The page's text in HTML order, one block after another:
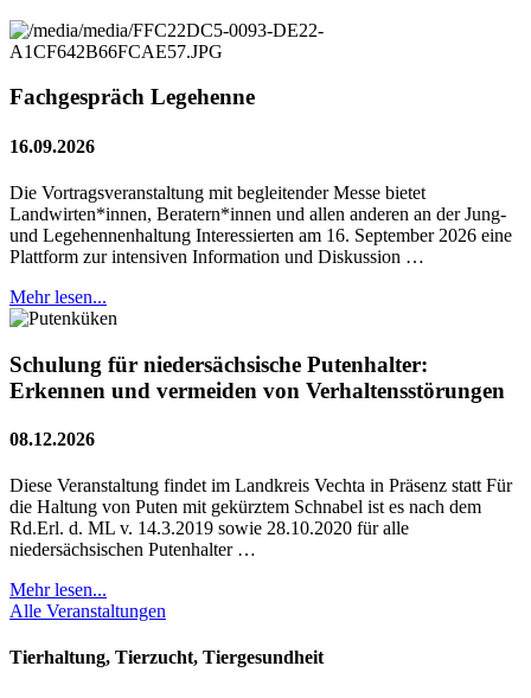
Fachgespräch Legehenne
16.09.2026
Die Vortragsveranstaltung mit begleitender Messe bietet
Landwirten*innen, Beratern*innen und allen anderen an der Jung-
und Legehennenhaltung Interessierten am 16. September 2026 eine
Plattform zur intensiven Information und Diskussion …
Mehr lesen...
Schulung für niedersächsische Putenhalter:
Erkennen und vermeiden von Verhaltensstörungen
08.12.2026
Diese Veranstaltung findet im Landkreis Vechta in Präsenz statt Für
die Haltung von Puten mit gekürztem Schnabel ist es nach dem
Rd.Erl. d. ML v. 14.3.2019 sowie 28.10.2020 für alle
niedersächsischen Putenhalter …
Mehr lesen...
Alle Veranstaltungen
Tierhaltung, Tierzucht, Tiergesundheit